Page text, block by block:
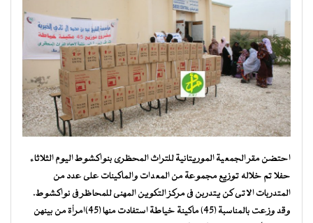
احتضن مقر الجمعية الموريتانية للتراث المحظرى بنواكشوط اليوم الثلاثاء
حفلا تم خلاله توزيع مجموعة من المعدات والماكينات على عدد من
المتدربات الاتى كن يتدربن فى مركز التكوين المهنى للمحاظر فى نواكشوط.
وقد وزعت بالمناسبة (45) ماكينة خياطة استفادت منها (45)امرأة من بينهن